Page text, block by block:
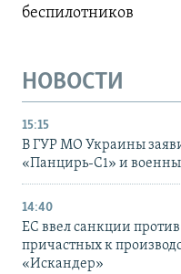
беспилотников
НОВОСТИ
15:15
В ГУР МО Украины
«Панцирь-С1» и
14:40
ЕС ввел санкции
причастных к
«Искандер»